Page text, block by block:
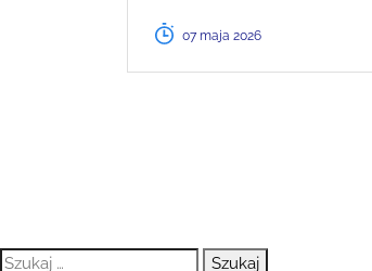
07 maja 2026
Szukaj: